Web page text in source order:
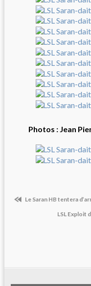
Photos : Jean
Le Saran HB tentera
LSL Exploit